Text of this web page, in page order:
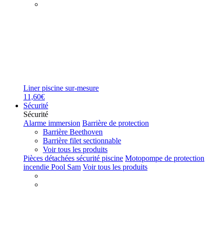
Liner piscine sur-mesure
11,60€
Sécurité
Sécurité
Alarme immersion Barrière de protection
Barrière Beethoven
Barrière filet sectionnable
Voir tous les produits
Pièces détachées sécurité piscine Motopompe de protection
incendie Pool Sam Voir tous les produits